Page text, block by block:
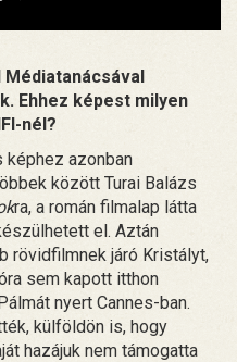
Médiatanácsával
Ehhez képest milyen
nél?
képhez azonban
között Turai Balázs
ra, a román filmalap látta
el. Aztán
rövidfilmnek járó Kristályt,
sem kapott itthon
nyert Cannes-ban.
külföldön is, hogy
hazájuk nem támogatta